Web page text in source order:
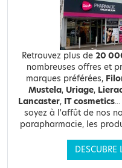
Retrouvez plus de 20
nombreuses offres et
marques préférées,
Mustela, Uriage,
Lancaster, IT cosmetics
soyez à l'affût de nos
parapharmacie, les